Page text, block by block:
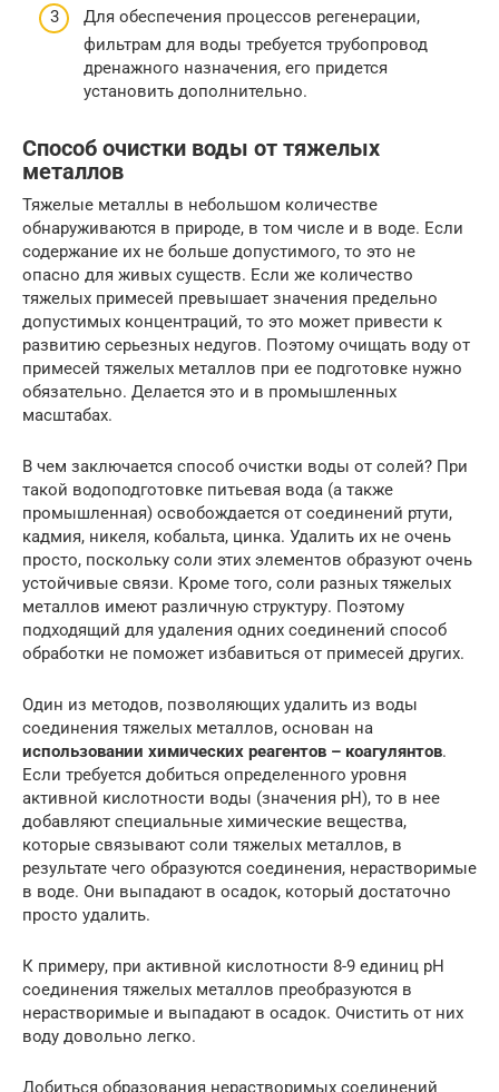
Для обеспечения процессов регенерации,
фильтрам для воды требуется трубопровод
дренажного назначения, его придется
установить дополнительно.
Способ очистки воды от тяжелых
металлов
Тяжелые металлы в небольшом количестве
обнаруживаются в природе, в том числе и в воде. Если
содержание их не больше допустимого, то это не
опасно для живых существ. Если же количество
тяжелых примесей превышает значения предельно
допустимых концентраций, то это может привести к
развитию серьезных недугов. Поэтому очищать воду от
примесей тяжелых металлов при ее подготовке нужно
обязательно. Делается это и в промышленных
масштабах.
В чем заключается способ очистки воды от солей? При
такой водоподготовке питьевая вода (а также
промышленная) освобождается от соединений ртути,
кадмия, никеля, кобальта, цинка. Удалить их не очень
просто, поскольку соли этих элементов образуют очень
устойчивые связи. Кроме того, соли разных тяжелых
металлов имеют различную структуру. Поэтому
подходящий для удаления одних соединений способ
обработки не поможет избавиться от примесей других.
Один из методов, позволяющих удалить из воды
соединения тяжелых металлов, основан на
использовании химических реагентов – коагулянтов.
Если требуется добиться определенного уровня
активной кислотности воды (значения рН), то в нее
добавляют специальные химические вещества,
которые связывают соли тяжелых металлов, в
результате чего образуются соединения, нерастворимые
в воде. Они выпадают в осадок, который достаточно
просто удалить.
К примеру, при активной кислотности 8-9 единиц рН
соединения тяжелых металлов преобразуются в
нерастворимые и выпадают в осадок. Очистить от них
воду довольно легко.